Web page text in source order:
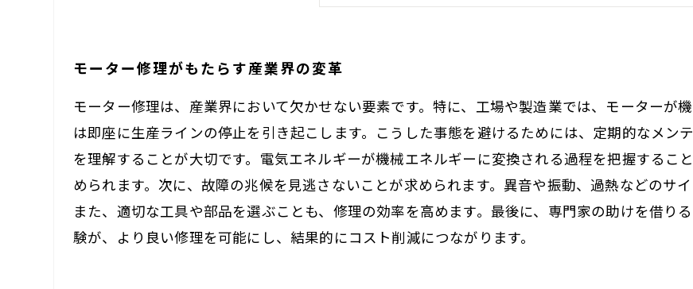
定期的なメンテナンスが企業の利益を守る
モーター修理がもたらす産業界の変革
モーター修理は、産業界において欠かせない要素です。特に、工場や製造業では、モーターが
は即座に生産ラインの停止を引き起こします。こうした事態を避けるためには、定期的なメン
を理解することが大切です。電気エネルギーが機械エネルギーに変換される過程を把握するこ
められます。次に、故障の兆候を見逃さないことが求められます。異音や振動、過熱などのサ
また、適切な工具や部品を選ぶことも、修理の効率を高めます。最後に、専門家の助けを借り
験が、より良い修理を可能にし、結果的にコスト削減につながります。